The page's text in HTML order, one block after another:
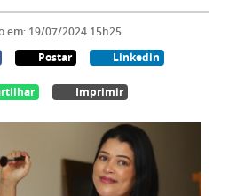
em: 19/07/2024 15h25
Postar Linkedin
Imprimir